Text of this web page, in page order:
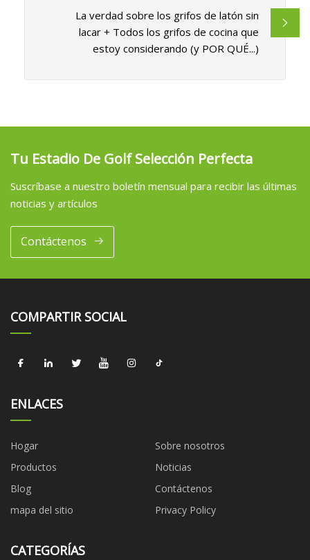
La verdad sobre los grifos de latón sin
lacar + Todos los grifos de cocina que
estoy considerando (y POR QUÉ...)
Tu Estadio De Golf Selección Perfecta
Suscríbase a nuestro boletín mensual para recibir las últimas
noticias y artículos
Contáctenos
COMPARTIR SOCIAL
ENLACES
Hogar
Sobre nosotros
Productos
Noticias
Blog
Contáctenos
mapa del sitio
Privacy Policy
CATEGORÍAS